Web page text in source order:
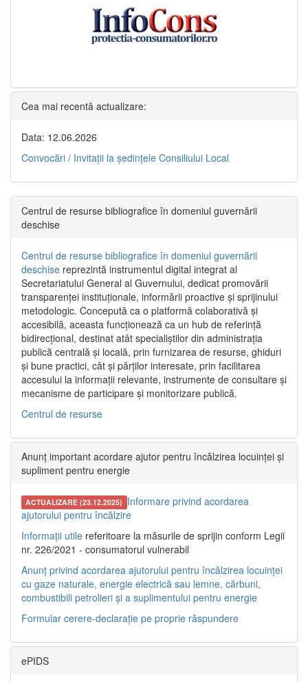
Cea mai recentă actualizare:
Data: 12.06.2026
Convocări / Invitaţii la şedinţele Consiliului Local
Centrul de resurse bibliografice în domeniul guvernării
deschise
Centrul de resurse bibliografice în domeniul guvernării
deschise reprezintă instrumentul digital integrat al
Secretariatului General al Guvernului, dedicat promovării
transparenței instituționale, informării proactive și sprijinului
metodologic. Concepută ca o platformă colaborativă și
accesibilă, aceasta funcționează ca un hub de referință
bidirecțional, destinat atât specialiștilor din administrația
publică centrală și locală, prin furnizarea de resurse, ghiduri
și bune practici, cât și părților interesate, prin facilitarea
accesului la informații relevante, instrumente de consultare și
mecanisme de participare și monitorizare publică.
Centrul de resurse
Anunț important acordare ajutor pentru încălzirea locuinței și
supliment pentru energie
ACTUALIZARE (23.12.2025) Informare privind acordarea
ajutorului pentru încălzire
Informații utile referitoare la măsurile de sprijin conform Legii
nr. 226/2021 - consumatorul vulnerabil
Anunț privind acordarea ajutorului pentru încălzirea locuinței
cu gaze naturale, energie electrică sau lemne, cărbuni,
combustibili petrolieri și a suplimentului pentru energie
Formular cerere-declarație pe proprie răspundere
ePIDS